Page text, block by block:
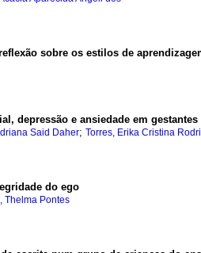
sobre os estilos de
depressão e ansiedade em gestantes
Said Daher; Torres, Erika Cristina
do ego
Thelma Pontes